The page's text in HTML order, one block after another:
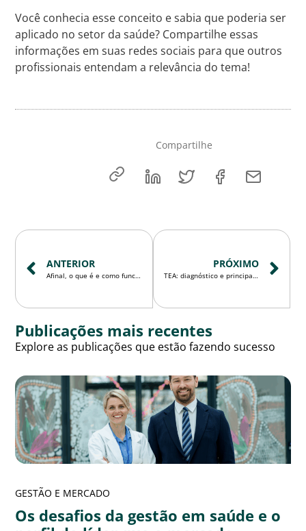
Compartilhe
Você conhecia esse conceito e sabia que poderia ser
aplicado no setor da saúde? Compartilhe essas
informações em suas redes sociais para que outros
profissionais entendam a relevância do tema!
ANTERIOR
Afinal, o que é e como funciona a auditoria médica?
PRÓXIMO
TEA: diagnóstico e principais desafios
Publicações mais recentes
Explore as publicações que estão fazendo sucesso
GESTÃO E MERCADO
Os desafios da gestão em saúde e o